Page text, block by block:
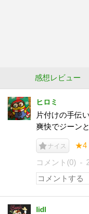
感想レビュー
ヒロミ
片付けの手伝
爽快でジーン
ナイス ★4
コメント(0)
lidl